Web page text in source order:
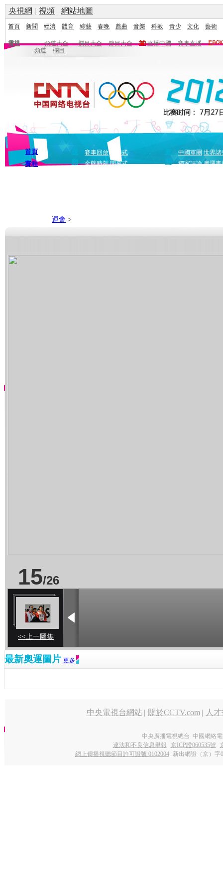
央視網 | 視頻 | 網站地圖
首頁 新聞 經濟 體育 綜藝 春晚 戲曲 音樂 科教 青少 文化 藝術
電視 頻道大全 欄目大全 節目大全 直播中國
賽事直播
頻道
欄目
首頁
賽程
頻
賽事回放
開幕式
金牌時刻 閉幕式
中國軍團 世界諸
獨家評論 奧運畫
運會 >
15/26
<<上一圖集
最新奧運圖片 更多
中央電視台網站 | 關於CCTV.com | 人
中央廣播電視總台 中國網絡
違法和不良信息舉報
京ICP證060535號
網上傳播視聽節目許可證號 0102004 新出網證（京）